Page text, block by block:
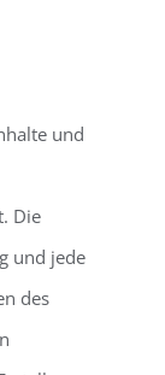
und
Die
und jede
des